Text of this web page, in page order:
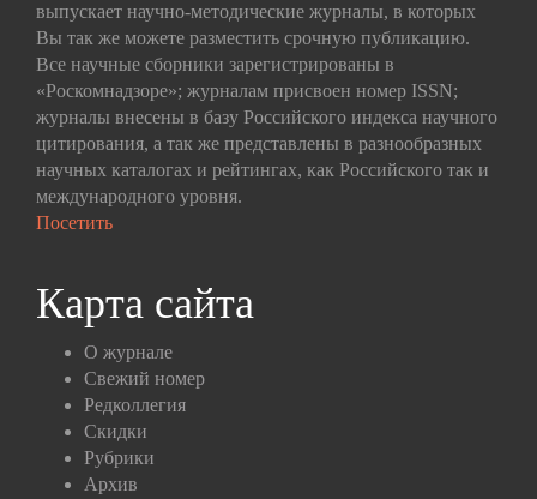
выпускает научно-методические журналы, в которых
Вы так же можете разместить срочную публикацию.
Все научные сборники зарегистрированы в
«Роскомнадзоре»; журналам присвоен номер ISSN;
журналы внесены в базу Российского индекса научного
цитирования, а так же представлены в разнообразных
научных каталогах и рейтингах, как Российского так и
международного уровня.
Посетить
Карта сайта
О журнале
Свежий номер
Редколлегия
Скидки
Рубрики
Архив